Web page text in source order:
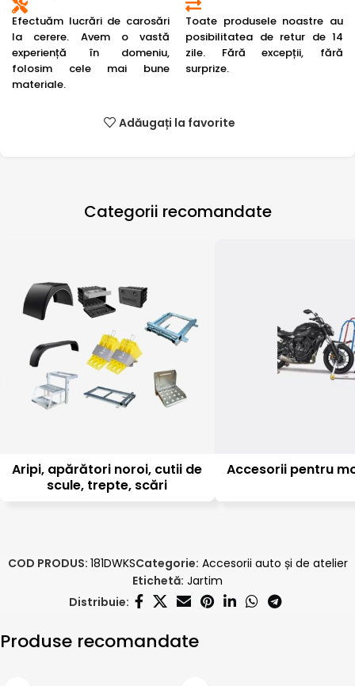
Efectuăm lucrări de carosări
la cerere. Avem o vastă
experiență în domeniu,
folosim cele mai bune
materiale.
Toate produsele noastre au
posibilitatea de retur de 14
zile. Fără excepții, fără
surprize.
Adăugați la favorite
Categorii recomandate
Aripi, apărători noroi, cutii de
scule, trepte, scări
Accesorii pentru
COD PRODUS: 181DWKSCategorie: Accesorii auto și de atelier
Etichetă: Jartim
Distribuie:
Produse recomandate